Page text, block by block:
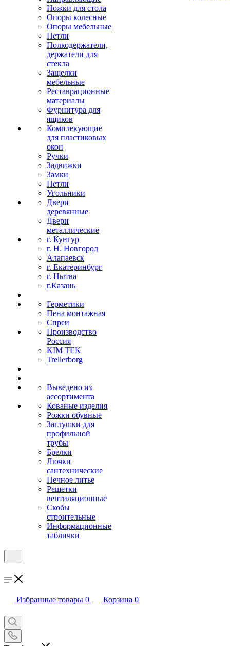
Ножки для стола
Опоры колесные
Опоры мебельные
Петли
Полкодержатели,
держатели для
стекла
Защелки
мебельные
Реставрационные
материалы
Фурнитура для
ящиков
Комплекующие
для пластиковых
окон
Ручки
Задвижки
Замки
Петли
Угольники
Двери
деревянные
Двери
металлические
г. Кунгур
г. Н. Новгород
Алапаевск
г. Екатеринбург
г. Нытва
г.Казань
Герметики
Пена монтажная
Спреи
Производство
Россия
KIM TEK
Trellerborg
Выведено из
ассортимента
Кованые изделия
Рожки обувные
Заглушки для
профильной
трубы
Брелки
Лючки
сантехнические
Печное литье
Решетки
вентиляционные
Скобы
строительные
Информационные
таблички
Избранные товары 0 Корзина 0